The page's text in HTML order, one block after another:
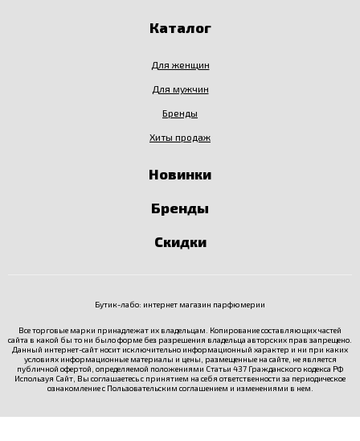
Каталог
Для женщин
Для мужчин
Бренды
Хиты продаж
Новинки
Бренды
Скидки
Бутик-лабо: интернет магазин парфюмерии
Все торговые марки принадлежат их владельцам. Копирование составляющих частей
сайта в какой бы то ни было форме без разрешения владельца авторских прав запрещено.
Данный интернет-сайт носит исключительно информационный характер и ни при каких
условиях информационные материалы и цены, размещенные на сайте, не является
публичной офертой, определяемой положениями Статьи 437 Гражданского кодекса РФ
Используя Сайт, Вы соглашаетесь с принятием на себя ответственности за периодическое
ознакомление с Пользовательским соглашением и изменениями в нем.